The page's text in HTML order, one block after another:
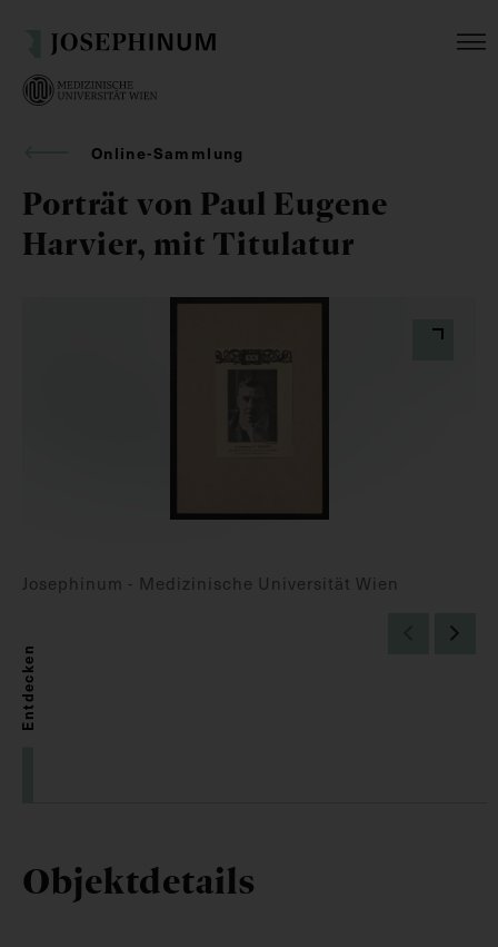
Online-Sammlung
Porträt von Paul Eugene
Harvier, mit Titulatur
Josephinum - Medizinische Universität Wien
Entdecken
Objektdetails